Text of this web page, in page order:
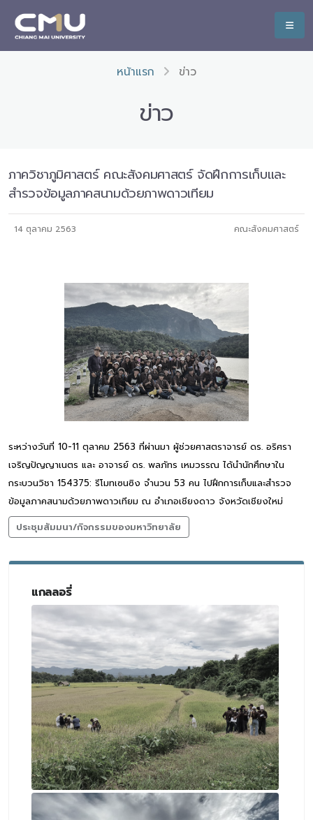
หน้าแรก ข่าว
ข่าว
ภาควิชาภูมิศาสตร์ คณะสังคมศาสตร์ จัดฝึกการเก็บและ
สำรวจข้อมูลภาคสนามด้วยภาพดาวเทียม
14 ตุลาคม 2563 คณะสังคมศาสตร์
ระหว่างวันที่ 10-11 ตุลาคม 2563 ที่ผ่านมา ผู้ช่วยศาสตราจารย์ ดร. อริศรา
เจริญปัญญาเนตร และ อาจารย์ ดร. พลภัทร เหมวรรณ ได้นำนักศึกษาใน
กระบวนวิชา 154375: รีโมทเซนซิง จำนวน 53 คน ไปฝึกการเก็บและสำรวจ
ข้อมูลภาคสนามด้วยภาพดาวเทียม ณ อำเภอเชียงดาว จังหวัดเชียงใหม่
ประชุมสัมมนา/กิจกรรมของมหาวิทยาลัย
แกลลอรี่